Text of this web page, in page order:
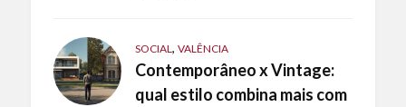
SOCIAL, VALÊNCIA
Contemporâneo x Vintage:
qual estilo combina mais com